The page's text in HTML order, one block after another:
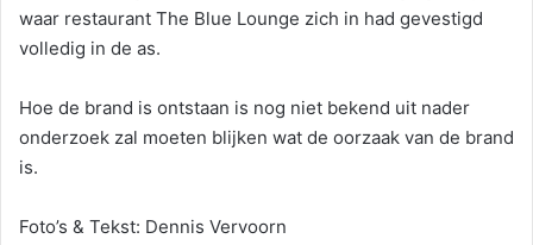
waar restaurant The Blue Lounge zich in had gevestigd
volledig in de as.
Hoe de brand is ontstaan is nog niet bekend uit nader
onderzoek zal moeten blijken wat de oorzaak van de brand
is.
Foto’s & Tekst: Dennis Vervoorn